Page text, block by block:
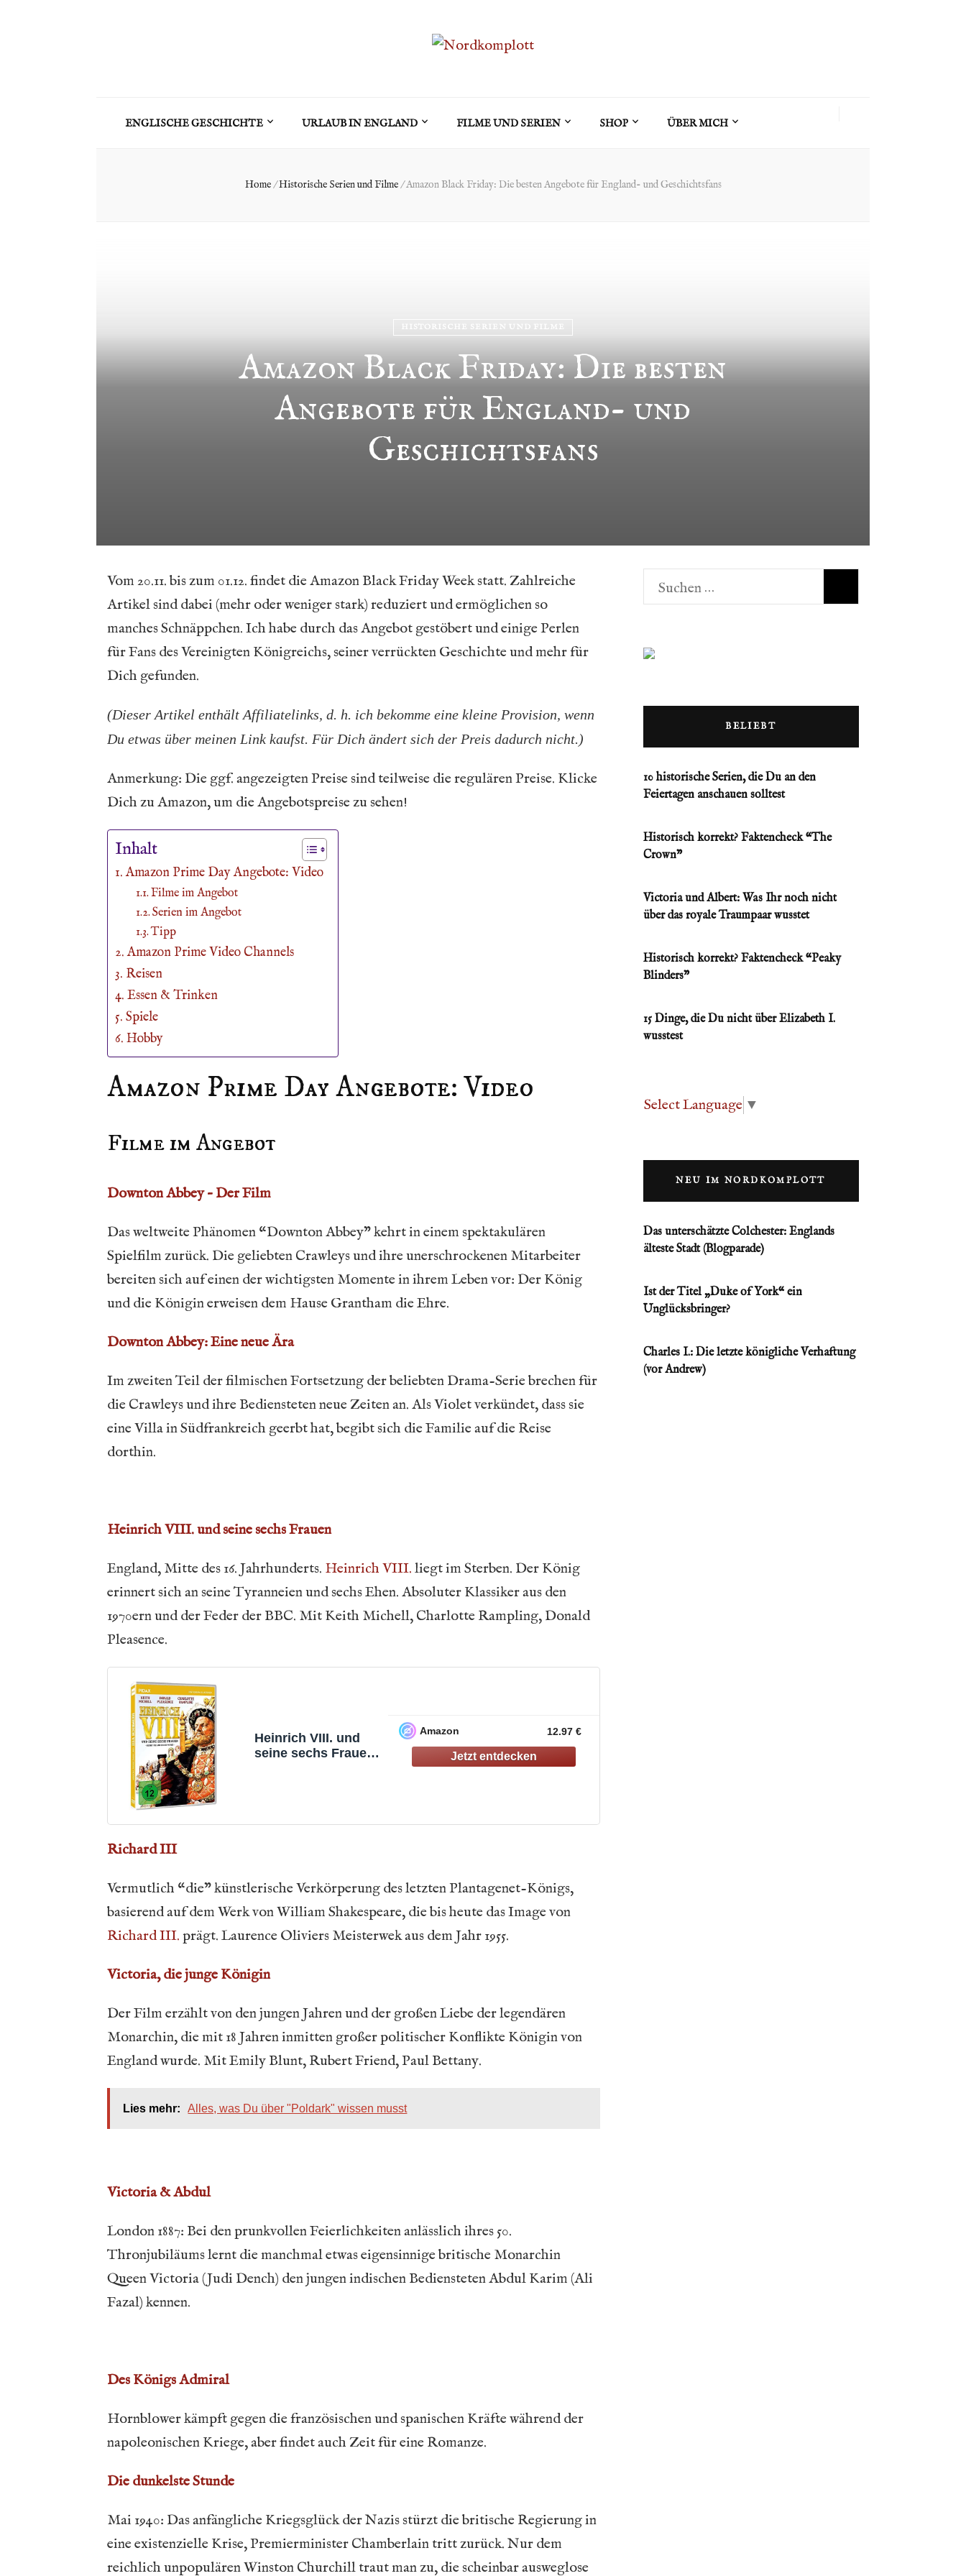
ENGLISCHE GESCHICHTE URLAUB IN ENGLAND FILME UND SERIEN SHOP ÜBER MICH
Home/Historische Serien und Filme/Amazon Black Friday: Die besten Angebote für England- und Geschichtsfans
HISTORISCHE SERIEN UND FILME
Amazon Black Friday: Die besten
Angebote für England- und
Geschichtsfans
Vom 20.11. bis zum 01.12. findet die Amazon Black Friday Week statt. Zahlreiche
Artikel sind dabei (mehr oder weniger stark) reduziert und ermöglichen so
manches Schnäppchen. Ich habe durch das Angebot gestöbert und einige Perlen
für Fans des Vereinigten Königreichs, seiner verrückten Geschichte und mehr für
Dich gefunden.
(Dieser Artikel enthält Affiliatelinks, d. h. ich bekomme eine kleine Provision, wenn
Du etwas über meinen Link kaufst. Für Dich ändert sich der Preis dadurch nicht.)
Anmerkung: Die ggf. angezeigten Preise sind teilweise die regulären Preise. Klicke
Dich zu Amazon, um die Angebotspreise zu sehen!
Inhalt
Amazon Prime Day Angebote: Video
Filme im Angebot
Serien im Angebot
Tipp
Amazon Prime Video Channels
Reisen
Essen & Trinken
Spiele
Hobby
Amazon Prime Day Angebote: Video
Filme im Angebot
Downton Abbey – Der Film
Das weltweite Phänomen “Downton Abbey” kehrt in einem spektakulären
Spielfilm zurück. Die geliebten Crawleys und ihre unerschrockenen Mitarbeiter
bereiten sich auf einen der wichtigsten Momente in ihrem Leben vor: Der König
und die Königin erweisen dem Hause Grantham die Ehre.
Downton Abbey: Eine neue Ära
Im zweiten Teil der filmischen Fortsetzung der beliebten Drama-Serie brechen für
die Crawleys und ihre Bediensteten neue Zeiten an. Als Violet verkündet, dass sie
eine Villa in Südfrankreich geerbt hat, begibt sich die Familie auf die Reise
dorthin.
Heinrich VIII. und seine sechs Frauen
England, Mitte des 16. Jahrhunderts. Heinrich VIII. liegt im Sterben. Der König
erinnert sich an seine Tyranneien und sechs Ehen. Absoluter Klassiker aus den
1970ern und der Feder der BBC. Mit Keith Michell, Charlotte Rampling, Donald
Pleasence.
Heinrich VIII. und
seine sechs Frauen
Königs (Pidax
Amazon 12.97 €
Richard III
Vermutlich “die” künstlerische Verkörperung des letzten Plantagenet-Königs,
basierend auf dem Werk von William Shakespeare, die bis heute das Image von
Richard III. prägt. Laurence Oliviers Meisterwek aus dem Jahr 1955.
Victoria, die junge Königin
Der Filmerzählt von den jungen Jahren und der großen Liebe der legendären
Monarchin, die mit 18 Jahren inmitten großer politischer Konflikte Königin von
England wurde. Mit Emily Blunt, Rubert Friend, Paul Bettany.
Lies mehr: Alles, was Du über "Poldark" wissen musst
Victoria & Abdul
London 1887: Bei den prunkvollen Feierlichkeiten anlässlich ihres 50.
Thronjubiläums lernt die manchmal etwas eigensinnige britische Monarchin
Queen Victoria (Judi Dench) den jungen indischen Bediensteten Abdul Karim (Ali
Fazal) kennen.
Des Königs Admiral
Hornblower kämpft gegen die französischen und spanischen Kräfte während der
napoleonischen Kriege, aber findet auch Zeit für eine Romanze.
Die dunkelste Stunde
Mai 1940: Das anfängliche Kriegsglück der Nazis stürzt die britische Regierung in
eine existenzielle Krise, Premierminister Chamberlain tritt zurück. Nur dem
reichlich unpopulären Winston Churchill traut man zu, die scheinbar ausweglose
Suchen
BELIEBT
10 historische Serien, die Du an den
Feiertagen anschauen solltest
Historisch korrekt? Faktencheck “The
Crown”
Victoria und Albert: Was Ihr noch nicht
über das royale Traumpaar wusstet
Historisch korrekt? Faktencheck “Peaky
Blinders”
15 Dinge, die Du nicht über Elizabeth I.
wusstest
Select Language ▼
NEU IM NORDKOMPLOTT
Das unterschätzte Colchester: Englands
älteste Stadt (Blogparade)
Ist der Titel „Duke of York“ ein
Unglücksbringer?
Charles I.: Die letzte königliche Verhaftung
(vor Andrew)